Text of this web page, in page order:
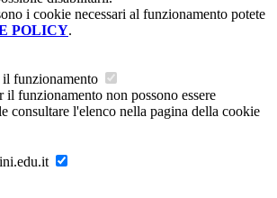
i cookie necessari al funzionamento potete
POLICY.
il funzionamento
il funzionamento non possono essere
consultare l'elenco nella pagina della cookie